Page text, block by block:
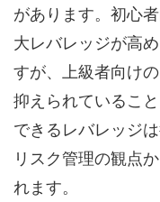
があります。初心
大レバレッジが高
すが、上級者向け
抑えられているこ
できるレバレッジ
リスク管理の観点
れます。